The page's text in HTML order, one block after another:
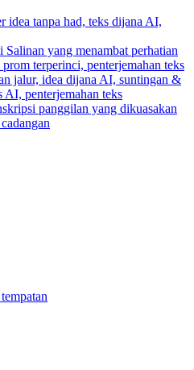
idea tanpa had, teks dijana AI,
Salinan yang menambat perhatian
terperinci, penterjemahan teks
jalur, idea dijana AI, suntingan &
AI, penterjemahan teks
panggilan yang dikuasakan